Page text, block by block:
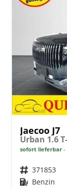
Jaecoo J7
sofort lieferbar
Fahrzeugnr. 371853
Kraftstoff Benzin